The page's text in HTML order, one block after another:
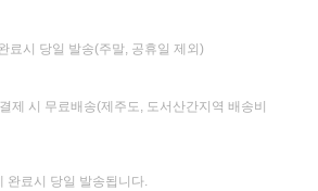
료시 당일 발송(주말, 공휴일 제외)
제 시 무료배송(제주도, 도서산간지역 배송비
완료시 당일 발송됩니다.